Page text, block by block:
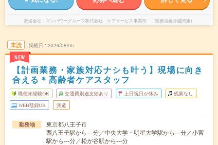
派遣会社 マンパワーグループ株式会社 ケアサービス事業部 （医療福祉介護関連）
未読
NEW
掲載日 2026/08/05
【計画業務・家族対応ナシも叶う】現場に向き
合える＊高齢者ケアスタッフ
職種未経験OK 交通費別途支給あり 土日祝日が休み 残業なし
WEB登録OK 派遣
勤務地
東京都八王子市
西八王子駅から---分／中央大学・明星大学駅から---分／小宮
駅から---分／松が谷駅から---分